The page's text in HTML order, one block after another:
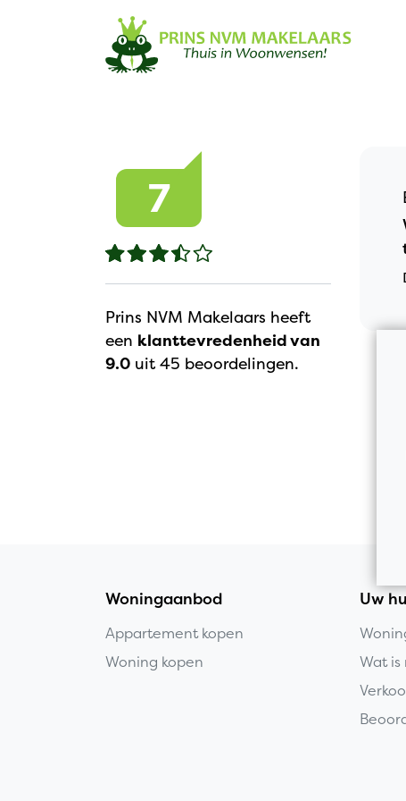
Navigation
7
Prins NVM Makelaars heeft
een klanttevredenheid van
9.0 uit 45 beoordelingen.
Woningaanbod
Appartement kopen
Woning kopen
Uw
Wat is